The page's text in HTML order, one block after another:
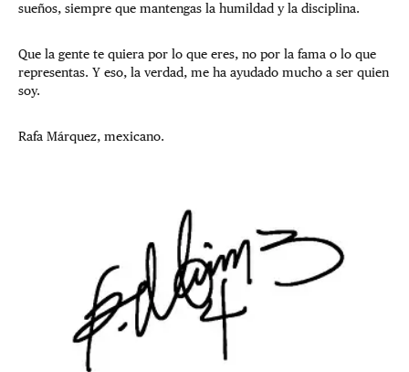
sueños, siempre que mantengas la humildad y la disciplina.
Que la gente te quiera por lo que eres, no por la fama o lo que
representas. Y eso, la verdad, me ha ayudado mucho a ser quien
soy.
Rafa Márquez, mexicano.